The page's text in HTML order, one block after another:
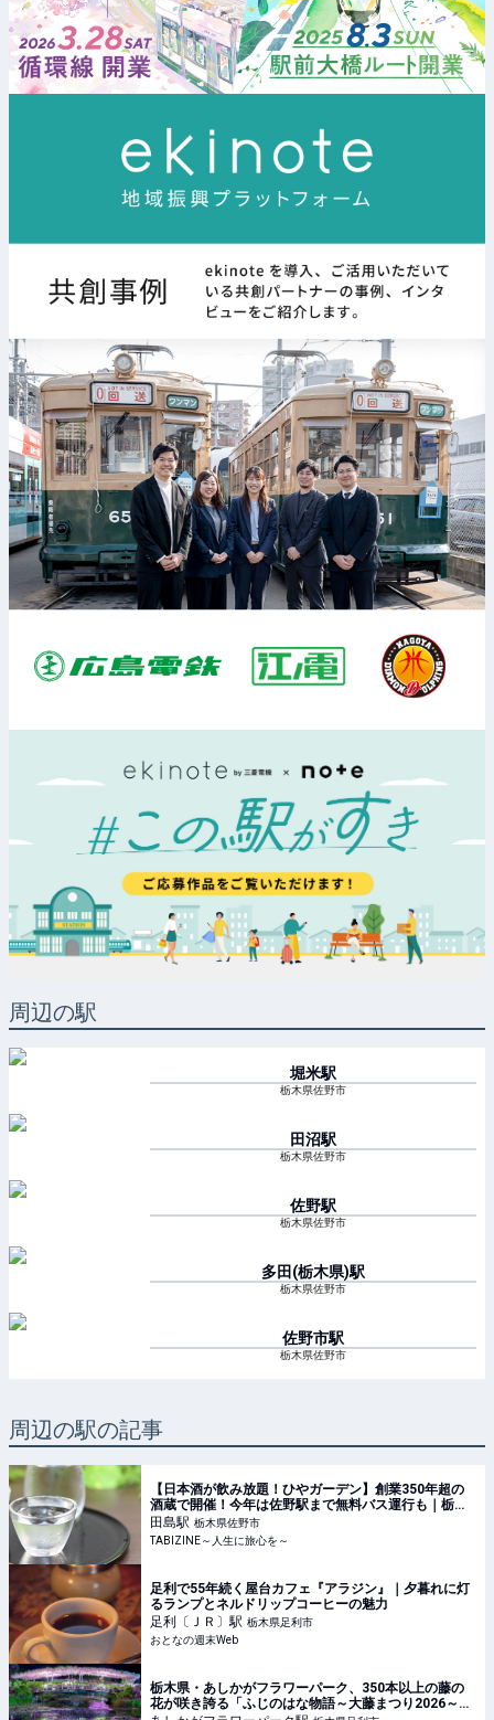
周辺の駅
堀米駅
栃木県佐野市
田沼駅
栃木県佐野市
佐野駅
栃木県佐野市
多田(栃木県)駅
栃木県佐野市
佐野市駅
栃木県佐野市
周辺の駅の記事
【日本酒が飲み放題！ひやガーデン】創業350年超の
酒蔵で開催！今年は佐野駅まで無料バス運行も｜栃木
県 | TABIZINE～人生に旅心を～
田島駅 栃木県佐野市
TABIZINE～人生に旅心を～
足利で55年続く屋台カフェ『アラジン』｜夕暮れに灯
るランプとネルドリップコーヒーの魅力
足利〔ＪＲ〕駅 栃木県足利市
おとなの週末Web
栃木県・あしかがフラワーパーク、350本以上の藤の
花が咲き誇る「ふじのはな物語～大藤まつり2026～」